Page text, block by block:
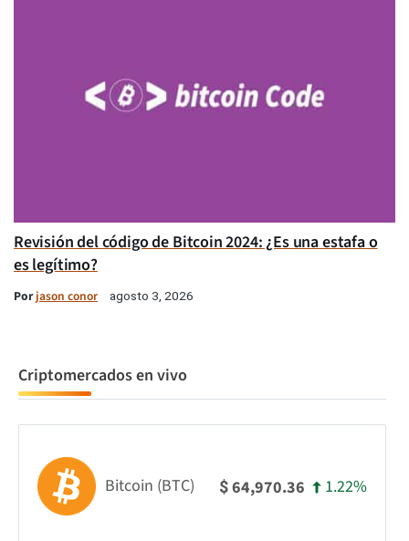
Revisión del código de Bitcoin 2024: ¿Es una estafa o
es legítimo?
Porjason conor agosto 3, 2026
Criptomercados en vivo
Bitcoin (BTC) $64,970.36 1.22%